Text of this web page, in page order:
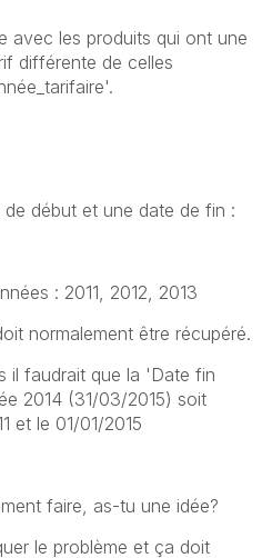
avec les produits qui ont une
différente de celles
début et une date de fin :
: 2011, 2012, 2013
normalement être récupéré.
il faudrait que la 'Date fin
2014 (31/03/2015) soit
et le 01/01/2015
faire, as-tu une idée?
le problème et ça doit